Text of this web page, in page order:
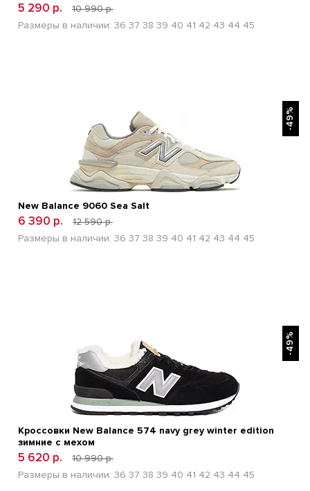
5 290 р.
10 990 р.
Размеры в наличии: 36 37 38 39 40 41 42 43 44 45
-49%
New Balance 9060 Sea Salt
6 390 р.
12 590 р.
Размеры в наличии: 36 37 38 39 40 41 42 43 44 45
-49%
Кроссовки New Balance 574 navy grey winter edition
зимние с мехом
5 620 р.
10 990 р.
Размеры в наличии: 36 37 38 39 40 41 42 43 44 45